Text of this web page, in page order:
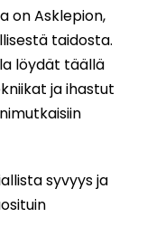
on Asklepion,
taidosta.
löydät täällä
ja ihastut
syvyys ja